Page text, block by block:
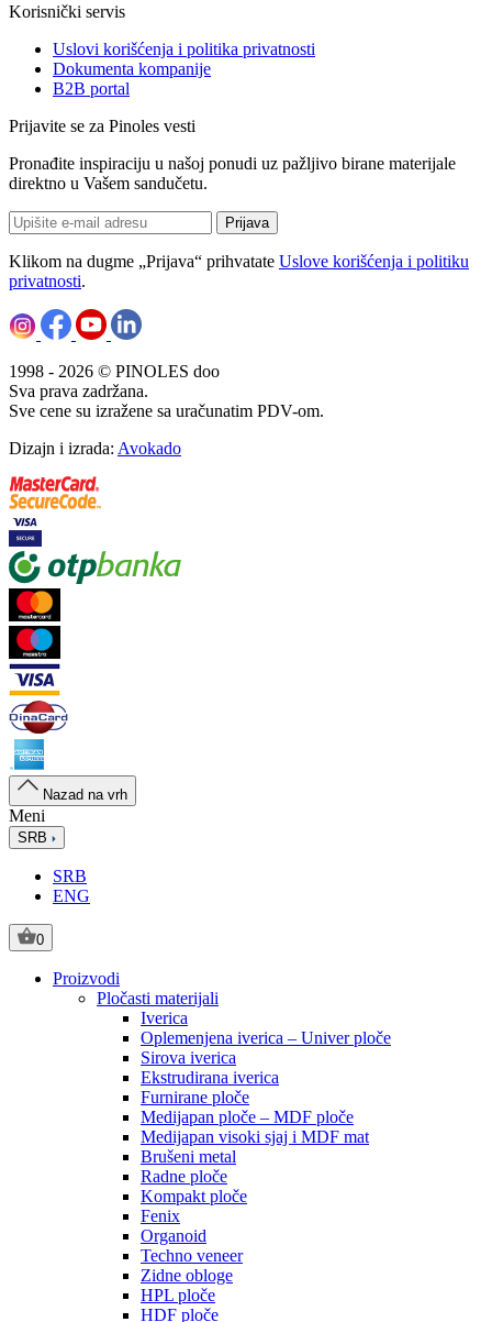
Korisnički servis
Uslovi korišćenja i politika privatnosti
Dokumenta kompanije
B2B portal
Prijavite se za Pinoles vesti
Pronađite inspiraciju u našoj ponudi uz pažljivo birane materijale
direktno u Vašem sandučetu.
Prijava
Klikom na dugme „Prijava“ prihvatate Uslove korišćenja i politiku
privatnosti.
1998 - 2026 © PINOLES doo
Sva prava zadržana.
Sve cene su izražene sa uračunatim PDV-om.
Dizajn i izrada: Avokado
Nazad na vrh
Meni
SRB
SRB
ENG
0
Proizvodi
Pločasti materijali
Iverica
Oplemenjena iverica – Univer ploče
Sirova iverica
Ekstrudirana iverica
Furnirane ploče
Medijapan ploče – MDF ploče
Medijapan visoki sjaj i MDF mat
Brušeni metal
Radne ploče
Kompakt ploče
Fenix
Organoid
Techno veneer
Zidne obloge
HPL ploče
HDF ploče